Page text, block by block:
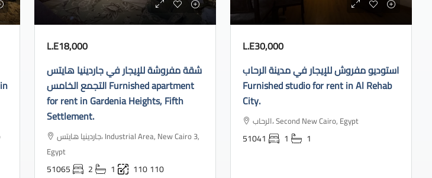
L.E18,000
شقة مفروشة للإيجار في جاردينيا هايتس
التجمع الخامس Furnished apartment
for rent in Gardenia Heights, Fifth
Settlement.
جاردينيا هايتس، Industrial Area, New Cairo 3,
Egypt
51065 2 1 110110
L.E30,000
استوديو مفروش للإيجار في مدينة الرحاب
Furnished studio for rent in Al Rehab
City.
الرحاب، Second New Cairo, Egypt
51041 1 1